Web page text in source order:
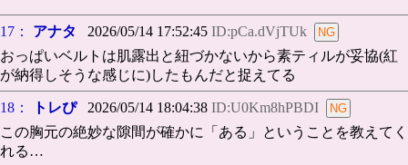
17： アナタ 2026/05/14 17:52:45 ID:pCa.dVjTUk
おっぱいベルトは肌露出と紐づかないから素ティルが妥協(紅
が納得しそうな感じに)したもんだと捉えてる
18： トレぴ2026/05/14 18:04:38 ID:U0Km8hPBDI
この胸元の絶妙な隙間が確かに「ある」ということを教えてく
れる…